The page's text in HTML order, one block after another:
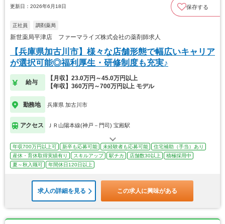
更新日：2026年6月18日 保存する
正社員 調剤薬局
新世薬局平津店 ファーマライズ株式会社の薬剤師求人
【兵庫県加古川市】様々な店舗形態で幅広いキャリア
が選択可能◎福利厚生・研修制度も充実♪
給与
【月収】23.0万円～45.0万円以上
【年収】360万円～700万円以上 モデル
勤務地 兵庫県 加古川市
アクセス ＪＲ山陽本線(神戸－門司) 宝殿駅
年収700万円以上可 新卒も応募可能 未経験者も応募可能
住宅補助（手当）あり
産休・育休取得実績有り
スキルアップ 駅チカ 店舗数30以上
積極採用中
夏～秋入職可
年間休日120日以上
求人の詳細を見る この求人に興味がある